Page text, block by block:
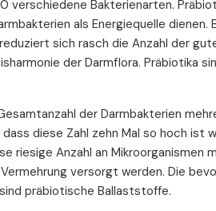
verschiedene Bakterienarten.
als Energiequelle dienen.
sich rasch die Anzahl der
der Darmflora. Präbiotika
der Darmbakterien
diese Zahl zehn Mal so hoch ist
riesige Anzahl an Mikroorganismen
versorgt werden. Die
präbiotische Ballaststoffe.